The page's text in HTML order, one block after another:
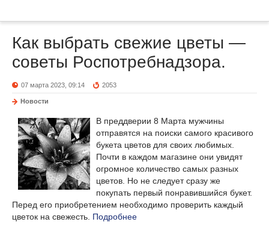
Как выбрать свежие цветы —
советы Роспотребнадзора.
07 марта 2023, 09:14 2053
Новости
В преддверии 8 Марта мужчины
отправятся на поиски самого красивого
букета цветов для своих любимых.
Почти в каждом магазине они увидят
огромное количество самых разных
цветов. Но не следует сразу же
покупать первый понравившийся букет.
Перед его приобретением необходимо проверить каждый
цветок на свежесть. Подробнее